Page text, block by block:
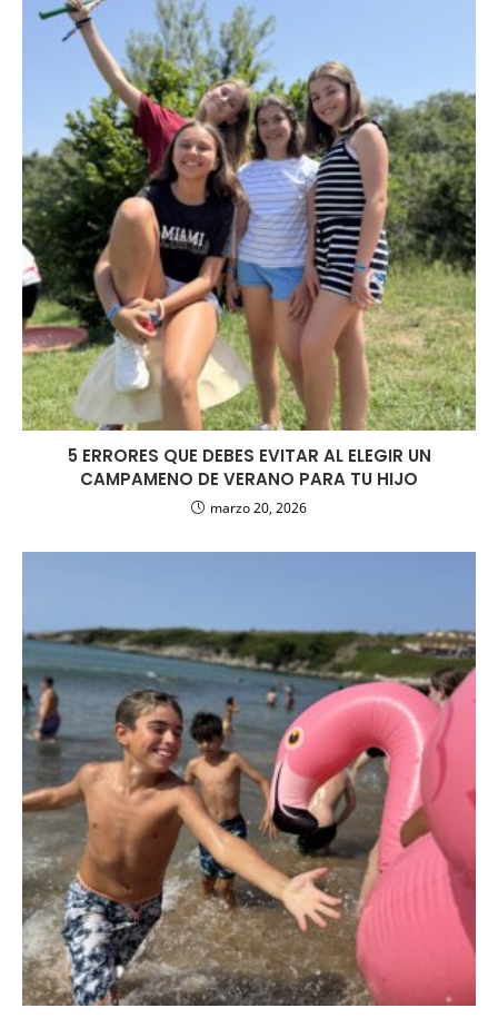
5 ERRORES QUE DEBES EVITAR AL ELEGIR UN
CAMPAMENO DE VERANO PARA TU HIJO
marzo 20, 2026